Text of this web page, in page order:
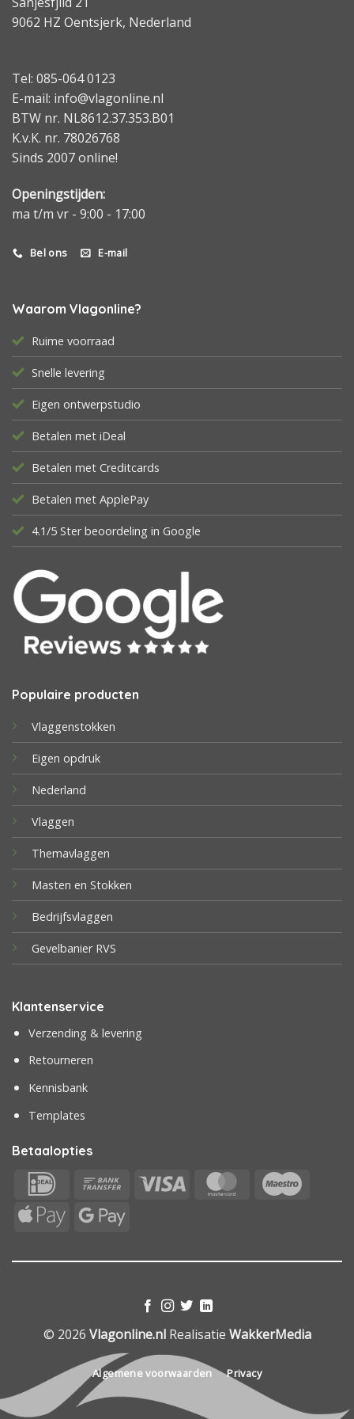
9062 HZ Oentsjerk, Nederland
Tel: 085-064 0123
E-mail: info@vlagonline.nl
BTW nr. NL8612.37.353.B01
K.v.K. nr. 78026768
Sinds 2007 online!
Openingstijden:
ma t/m vr - 9:00 - 17:00
Bel ons E-mail
Waarom Vlagonline?
Ruime voorraad
Snelle levering
Eigen ontwerpstudio
Betalen met iDeal
Betalen met Creditcards
Betalen met ApplePay
4.1/5 Ster beoordeling in Google
Populaire producten
Vlaggenstokken
Eigen opdruk
Nederland
Vlaggen
Themavlaggen
Masten en Stokken
Bedrijfsvlaggen
Gevelbanier RVS
Klantenservice
Verzending & levering
Retourneren
Kennisbank
Templates
Betaalopties
IDeal
Bank
Visa MasterCard
Apple
Google
© 2026 Vlagonline.nlRealisatie WakkerMedia
Algemene voorwaarden Privacy